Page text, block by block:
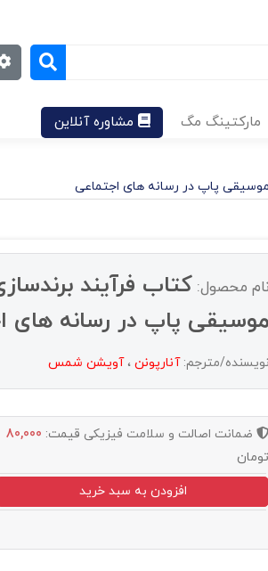
مارکتینگ مگ مشاوره آنلاین
پاپ در رسانه های اجتماعی
نام محصول: کتاب فرآیند
موسیقی پاپ در رسانه های
نویسنده/مترجم:آنارپونن ،آویشن شمس
ضمانت اصالت و سلامت فیزیکی قیمت: 80,000
تومان
افزودن به سبد خرید